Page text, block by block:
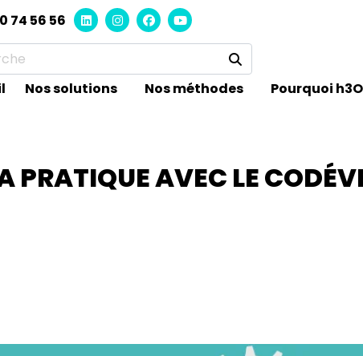
74 56 56
Nos solutions Nos méthodes Pourquoi
PRATIQUE AVEC LE